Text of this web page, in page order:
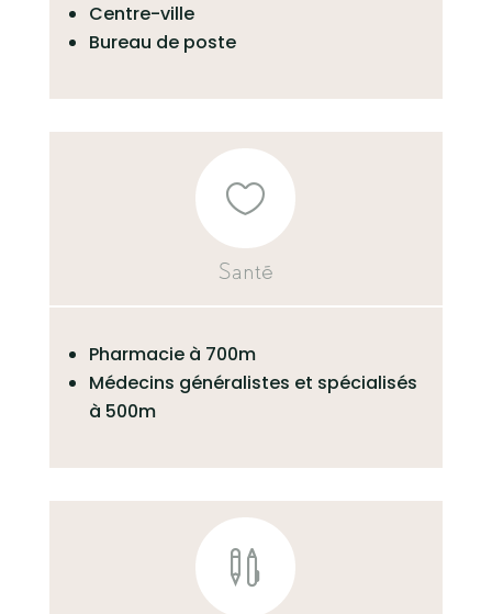
Centre-ville
Bureau de poste

Santé
Pharmacie à 700m
Médecins généralistes et spécialisés
à 500m
